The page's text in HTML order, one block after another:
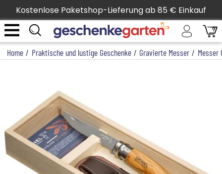
Kostenlose Paketshop-Lieferung ab 85 € Einkauf
Home / Praktische und lustige Geschenke / Gravierte Messer / Messer